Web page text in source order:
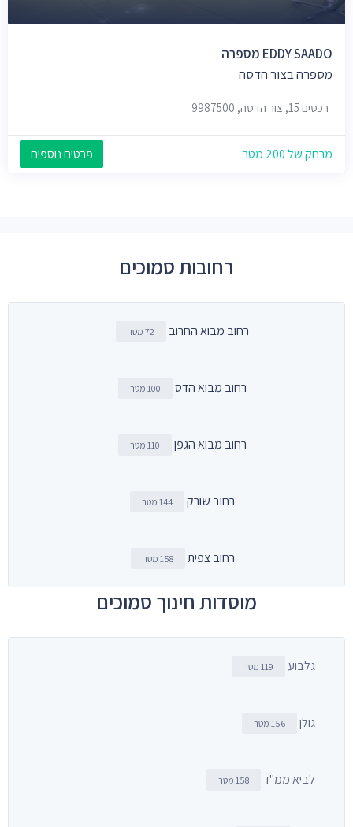
EDDY SAADO מספרה
מספרה בצור הדסה
רכסים 15, צור הדסה, 9987500
מרחק של 200 מטר פרטים נוספים
רחובות סמוכים
רחוב מבוא החרוב 72 מטר
רחוב מבוא הדס 100 מטר
רחוב מבוא הגפן 110 מטר
רחוב שורק 144 מטר
רחוב צפית 158 מטר
מוסדות חינוך סמוכים
גלבוע 119 מטר
גולן 156 מטר
לביא ממ"ד 158 מטר